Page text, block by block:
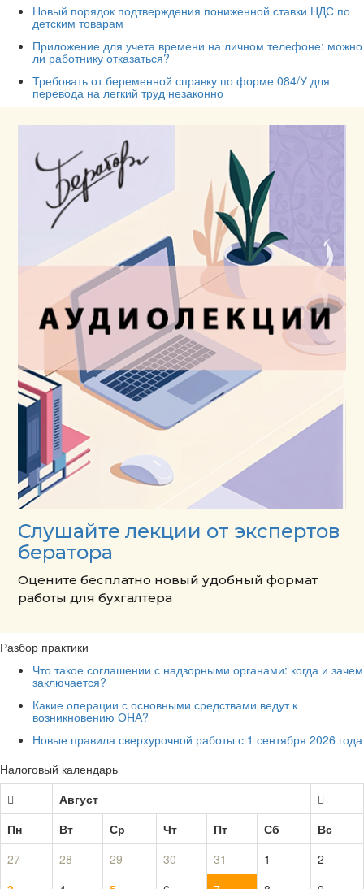
Новый порядок подтверждения пониженной ставки НДС по
детским товарам
Приложение для учета времени на личном телефоне: можно
ли работнику отказаться?
Требовать от беременной справку по форме 084/У для
перевода на легкий труд незаконно
Слушайте лекции от экспертов
бератора
Оцените бесплатно новый удобный формат
работы для бухгалтера
Разбор практики
Что такое соглашении с надзорными органами: когда и зачем
заключается?
Какие операции с основными средствами ведут к
возникновению ОНА?
Новые правила сверхурочной работы с 1 сентября 2026 года
Налоговый календарь
Август
Пн
Вт Ср Чт Пт Сб
Вс
27
28 29 30 31 1
2